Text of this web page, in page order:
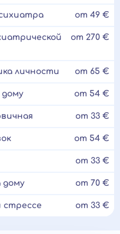
от 49 €
от 270 €
личности от 65 €
от 54 €
от 33 €
от 54 €
от 33 €
дому от 70 €
стрессе от 33 €